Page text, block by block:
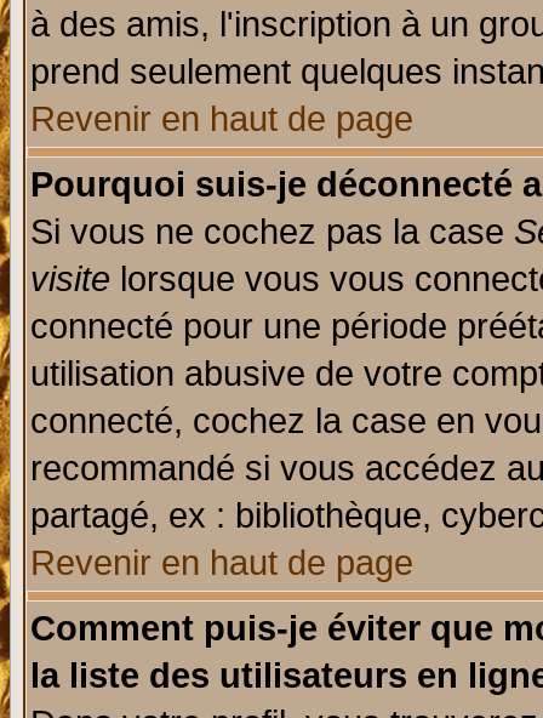
à des amis, l'inscription à un
prend seulement quelques
Revenir en haut de page
Pourquoi suis-je déconnecté
Si vous ne cochez pas la case
visite lorsque vous vous
connecté pour une période
utilisation abusive de votre
connecté, cochez la case en
recommandé si vous accédez
partagé, ex : bibliothèque,
Revenir en haut de page
Comment puis-je éviter que
la liste des utilisateurs en